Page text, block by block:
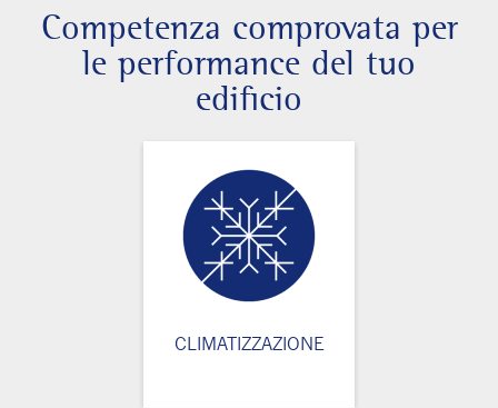
Competenza comprovata per
le performance del tuo
edificio
CLIMATIZZAZIONE